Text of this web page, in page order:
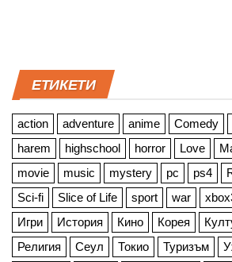
ЕТИКЕТИ
action adventure anime Comedy
harem
highschool horror Love
movie
music mystery pc ps4
Sci-fi
Slice of Life sport war
Игри
История Кино Корея
Религия
Сеул Токио Туризъм